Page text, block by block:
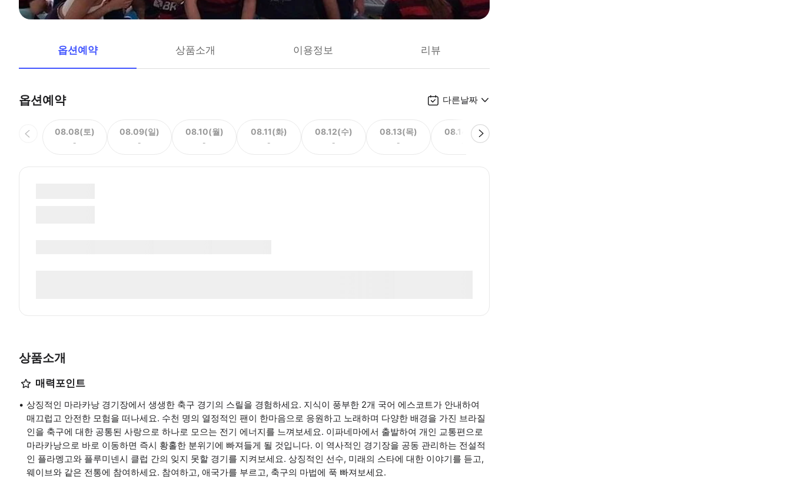
옵션예약 상품소개 이용정보 리뷰
옵션예약 다른날짜
08.08(토)
-
08.09(일)
-
08.10(월)
-
08.11(화)
-
08.12(수)
-
08.13(목)
-
08.14(금)
상품소개
매력포인트
상징적인 마라카낭 경기장에서 생생한 축구 경기의 스릴을 경험하세요. 지식이 풍부한 2개 국어 에스코트가 안내하여
매끄럽고 안전한 모험을 떠나세요. 수천 명의 열정적인 팬이 한마음으로 응원하고 노래하며 다양한 배경을 가진 브라질
인을 축구에 대한 공통된 사랑으로 하나로 모으는 전기 에너지를 느껴보세요. 이파네마에서 출발하여 개인 교통편으로
마라카낭으로 바로 이동하면 즉시 황홀한 분위기에 빠져들게 될 것입니다. 이 역사적인 경기장을 공동 관리하는 전설적
인 플라멩고와 플루미넨시 클럽 간의 잊지 못할 경기를 지켜보세요. 상징적인 선수, 미래의 스타에 대한 이야기를 듣고,
웨이브와 같은 전통에 참여하세요. 참여하고, 애국가를 부르고, 축구의 마법에 푹 빠져보세요.